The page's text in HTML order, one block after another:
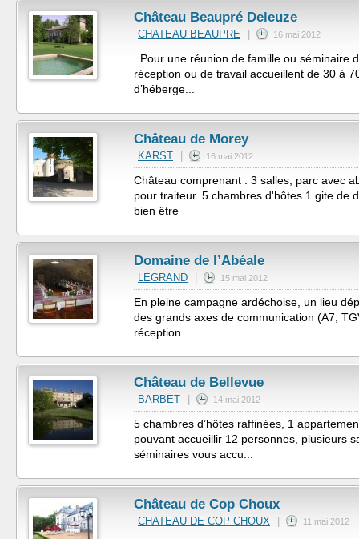
Château Beaupré Deleuze
CHATEAU BEAUPRE 16 mai 2012
Pour une réunion de famille ou séminaire
réception ou de travail accueillent de 30 à
d’héberge...
Château de Morey
KARST 16 mai 2012
Château comprenant : 3 salles, parc avec
pour traiteur. 5 chambres d'hôtes 1 gite de
bien être
Domaine de l’Abéale
LEGRAND 15 mai 2012
En pleine campagne ardéchoise, un lieu
des grands axes de communication (A7,
réception.
Château de Bellevue
BARBET 14 mai 2012
5 chambres d’hôtes raffinées, 1
pouvant accueillir 12 personnes, plusieurs
séminaires vous accu...
Château de Cop Choux
CHATEAU DE COP CHOUX 11 mai 2012